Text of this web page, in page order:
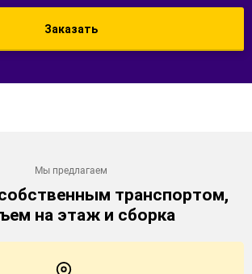
Заказать
Мы предлагаем
транспортом,
на этаж и сборка